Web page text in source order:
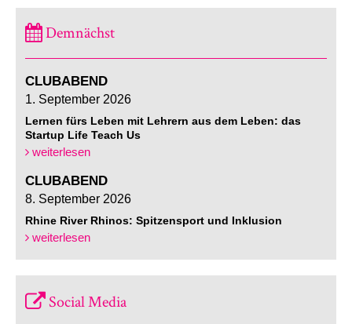
Demnächst
CLUBABEND
1. September 2026
Lernen fürs Leben mit Lehrern aus dem Leben: das
Startup Life Teach Us
weiterlesen
CLUBABEND
8. September 2026
Rhine River Rhinos: Spitzensport und Inklusion
weiterlesen
Social Media